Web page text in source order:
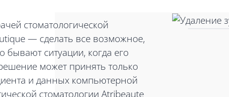
стоматологической
— сделать все возможное,
бывают ситуации, когда его
может принять только
и данных компьютерной
стоматологии Atribeaute